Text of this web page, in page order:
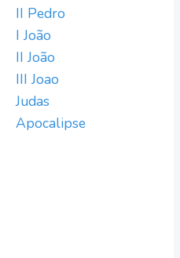
II Pedro
I João
II João
III Joao
Judas
Apocalipse